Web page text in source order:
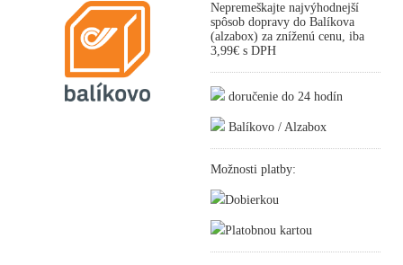
Nepremeškajte najvýhodnejší
spôsob dopravy do Balíkova
(alzabox) za zníženú cenu, iba
3,99€ s DPH
doručenie do 24 hodín
Balíkovo / Alzabox
Možnosti platby:
Dobierkou
Platobnou kartou